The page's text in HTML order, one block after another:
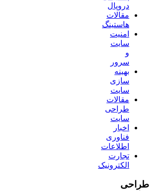
دروپال
مقالات
هاستینگ
امنیت
سایت
و
سرور
بهینه
سازی
سایت
مقالات
طراحی
سایت
اخبار
فناوری
اطلاعات
تجارت
الکترونیک
طراحی